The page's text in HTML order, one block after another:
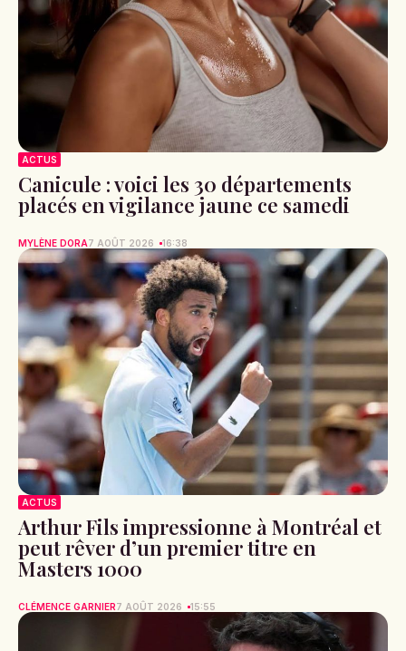
ACTUS
Canicule : voici les 30 départements
placés en vigilance jaune ce samedi
MYLÈNE DORA7 AOÛT 2026 16:38
ACTUS
Arthur Fils impressionne à Montréal et
peut rêver d’un premier titre en
Masters 1000
CLÉMENCE GARNIER7 AOÛT 2026 15:55